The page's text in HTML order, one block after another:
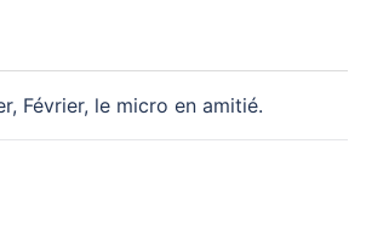
Février, le micro en amitié.